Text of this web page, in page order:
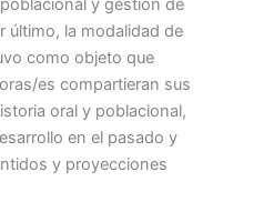
y gestión de
último, la modalidad de
como objeto que
es compartieran sus
oral y poblacional,
en el pasado y
y proyecciones